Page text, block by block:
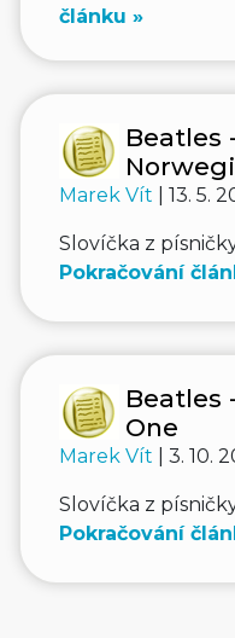
článku »
Beatles
Marek Vít | 13. 5.
Slovíčka z
Pokračování
Beatles
One
Marek Vít | 3. 10.
Slovíčka z
Pokračování